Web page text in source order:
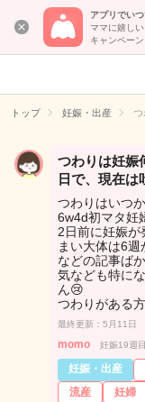
アプリでい
ママに嬉し
キャンペー
トップ 妊娠・出産 つ
つわりは妊娠
日で、現在は
つわりはいつ
6w4d初マタ妊
2日前に妊娠が
まい大体は6
などの記事ば
気なども特に
ん😢
つわりがある
最終更新：5月11日
momo 妊娠19週目
妊娠・出産
流産
妊婦